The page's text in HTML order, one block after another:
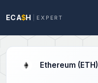
ECA$H EXPERT
Ethereum (ETH)